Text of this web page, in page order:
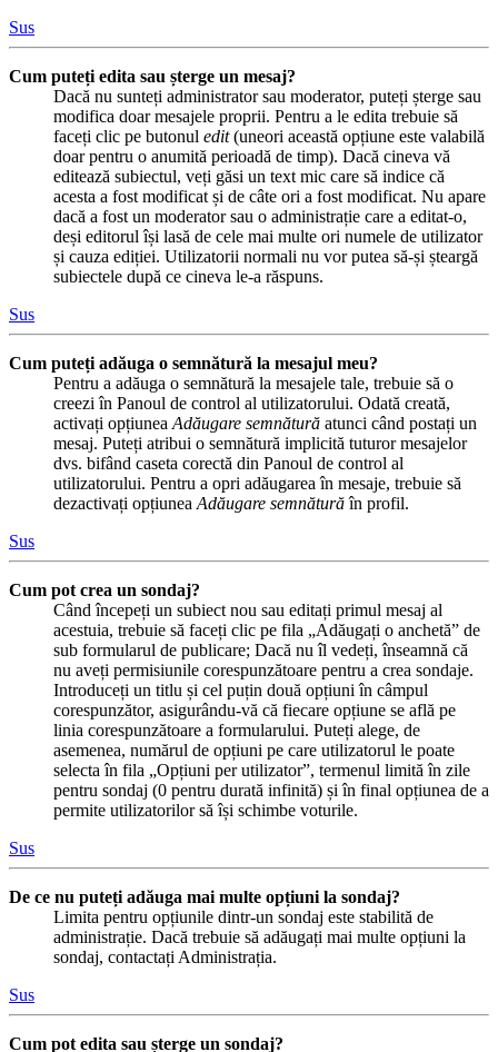
Sus
Cum puteți edita sau șterge un mesaj?
Dacă nu sunteți administrator sau moderator, puteți șterge sau
modifica doar mesajele proprii. Pentru a le edita trebuie să
faceți clic pe butonul edit(uneori această opțiune este valabilă
doar pentru o anumită perioadă de timp). Dacă cineva vă
editează subiectul, veți găsi un text mic care să indice că
acesta a fost modificat și de câte ori a fost modificat. Nu apare
dacă a fost un moderator sau o administrație care a editat-o,
deși editorul își lasă de cele mai multe ori numele de utilizator
și cauza ediției. Utilizatorii normali nu vor putea să-și șteargă
subiectele după ce cineva le-a răspuns.
Sus
Cum puteți adăuga o semnătură la mesajul meu?
Pentru a adăuga o semnătură la mesajele tale, trebuie să o
creezi în Panoul de control al utilizatorului. Odată creată,
activați opțiunea Adăugare semnătură atunci când postați un
mesaj. Puteți atribui o semnătură implicită tuturor mesajelor
dvs. bifând caseta corectă din Panoul de control al
utilizatorului. Pentru a opri adăugarea în mesaje, trebuie să
dezactivați opțiunea Adăugare semnăturăîn profil.
Sus
Cum pot crea un sondaj?
Când începeți un subiect nou sau editați primul mesaj al
acestuia, trebuie să faceți clic pe fila „Adăugați o anchetă” de
sub formularul de publicare; Dacă nu îl vedeți, înseamnă că
nu aveți permisiunile corespunzătoare pentru a crea sondaje.
Introduceți un titlu și cel puțin două opțiuni în câmpul
corespunzător, asigurându-vă că fiecare opțiune se află pe
linia corespunzătoare a formularului. Puteți alege, de
asemenea, numărul de opțiuni pe care utilizatorul le poate
selecta în fila „Opțiuni per utilizator”, termenul limită în zile
pentru sondaj (0 pentru durată infinită) și în final opțiunea de a
permite utilizatorilor să își schimbe voturile.
Sus
De ce nu puteți adăuga mai multe opțiuni la sondaj?
Limita pentru opțiunile dintr-un sondaj este stabilită de
administrație. Dacă trebuie să adăugați mai multe opțiuni la
sondaj, contactați Administrația.
Sus
Cum pot edita sau șterge un sondaj?